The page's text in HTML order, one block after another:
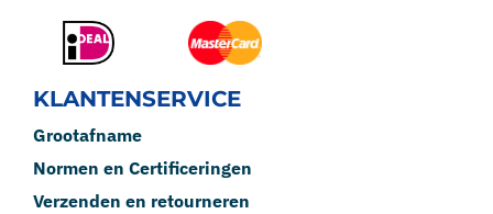
KLANTENSERVICE
Grootafname
Normen en Certificeringen
Verzenden en retourneren